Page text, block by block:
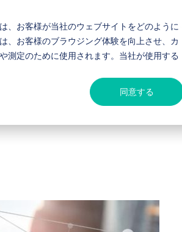
、お客様が当社のウェブサイトをどのように
、お客様のブラウジング体験を向上させ、カ
測定のために使用されます。当社が使用する
同意する
会社 ブログ お知らせ お問
ーム開発！
の課題をラボ型開
システム
データ連携
株式会社NADJA 代表取締役 濱口の
DX・業務自動化
工務店の集客DXとは？デジタ